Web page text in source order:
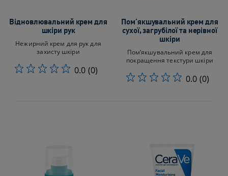
Відновлювальний крем для
шкіри рук
Нежирний крем для рук для
захисту шкіри
0.0 (0)
Пом’якшувальний крем для
сухої, загрубілої та нерівної
шкіри
Пом’якшувальний крем для
покращення текстури шкіри
0.0 (0)